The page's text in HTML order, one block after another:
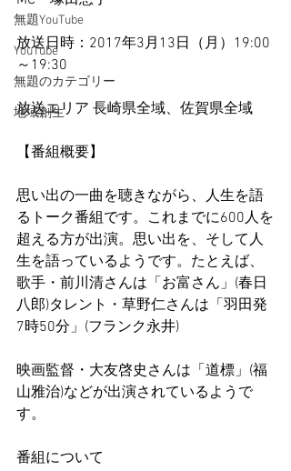
無題YouTube
YouTube
無題のカテゴリー
地域創生
放送日時：2017年3月13日（月）19:00
～19:30
放送エリア 長崎県全域、佐賀県全域
【番組概要】
思い出の一曲を聴きながら、人生を語
るトーク番組です。これまでに600人を
超える方が出演。思い出を、そして人
生を語っているようです。たとえば、
歌手・前川清さんは「お富さん」(春日
八郎)タレント・草野仁さんは「羽田発
7時50分」(フランク永井)
映画監督・大友啓史さんは「道標」(福
山雅治)などが出演されているようで
す。
番組について